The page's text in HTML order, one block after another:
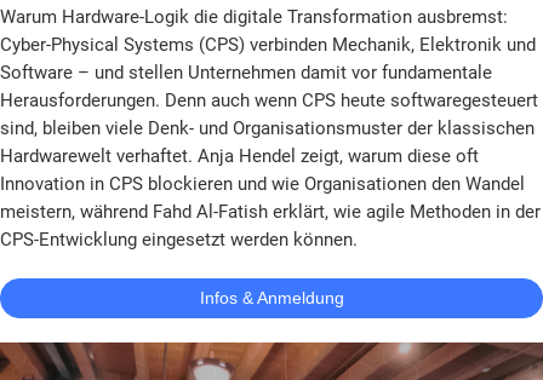
Warum Hardware-Logik die digitale Transformation ausbremst:
Cyber-Physical Systems (CPS) verbinden Mechanik, Elektronik und
Software – und stellen Unternehmen damit vor fundamentale
Herausforderungen. Denn auch wenn CPS heute softwaregesteuert
sind, bleiben viele Denk- und Organisationsmuster der klassischen
Hardwarewelt verhaftet. Anja Hendel zeigt, warum diese oft
Innovation in CPS blockieren und wie Organisationen den Wandel
meistern, während Fahd Al-Fatish erklärt, wie agile Methoden in der
CPS-Entwicklung eingesetzt werden können.
Infos & Anmeldung